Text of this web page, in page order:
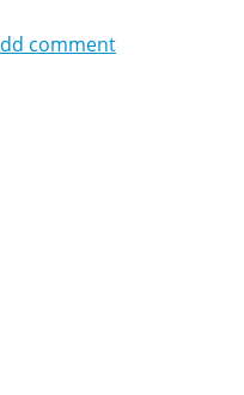
comment